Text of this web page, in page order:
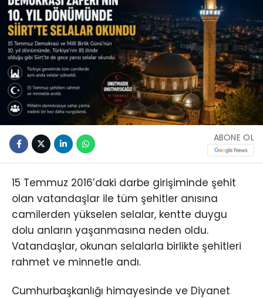
ABONE OL
15 Temmuz 2016’daki darbe girişiminde şehit
olan vatandaşlar ile tüm şehitler anısına
camilerden yükselen selalar, kentte duygu
dolu anların yaşanmasına neden oldu.
Vatandaşlar, okunan selalarla birlikte şehitleri
rahmet ve minnetle andı.
Cumhurbaşkanlığı himayesinde ve Diyanet